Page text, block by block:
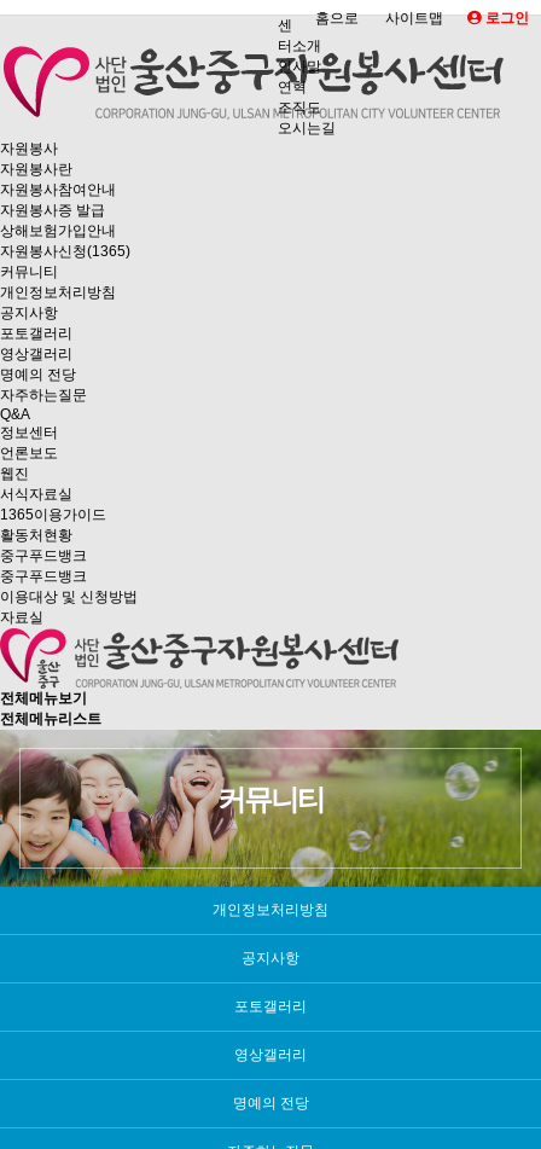
홈으로 사이트맵 로그인
센
터소개
인사말
연혁
조직도
오시는길
자원봉사
자원봉사란
자원봉사참여안내
자원봉사증 발급
상해보험가입안내
자원봉사신청(1365)
커뮤니티
개인정보처리방침
공지사항
포토갤러리
영상갤러리
명예의 전당
자주하는질문
Q&A
정보센터
언론보도
웹진
서식자료실
1365이용가이드
활동처현황
중구푸드뱅크
중구푸드뱅크
이용대상 및 신청방법
자료실
전체메뉴보기
전체메뉴리스트
커뮤니티
개인정보처리방침
공지사항
포토갤러리
영상갤러리
명예의 전당